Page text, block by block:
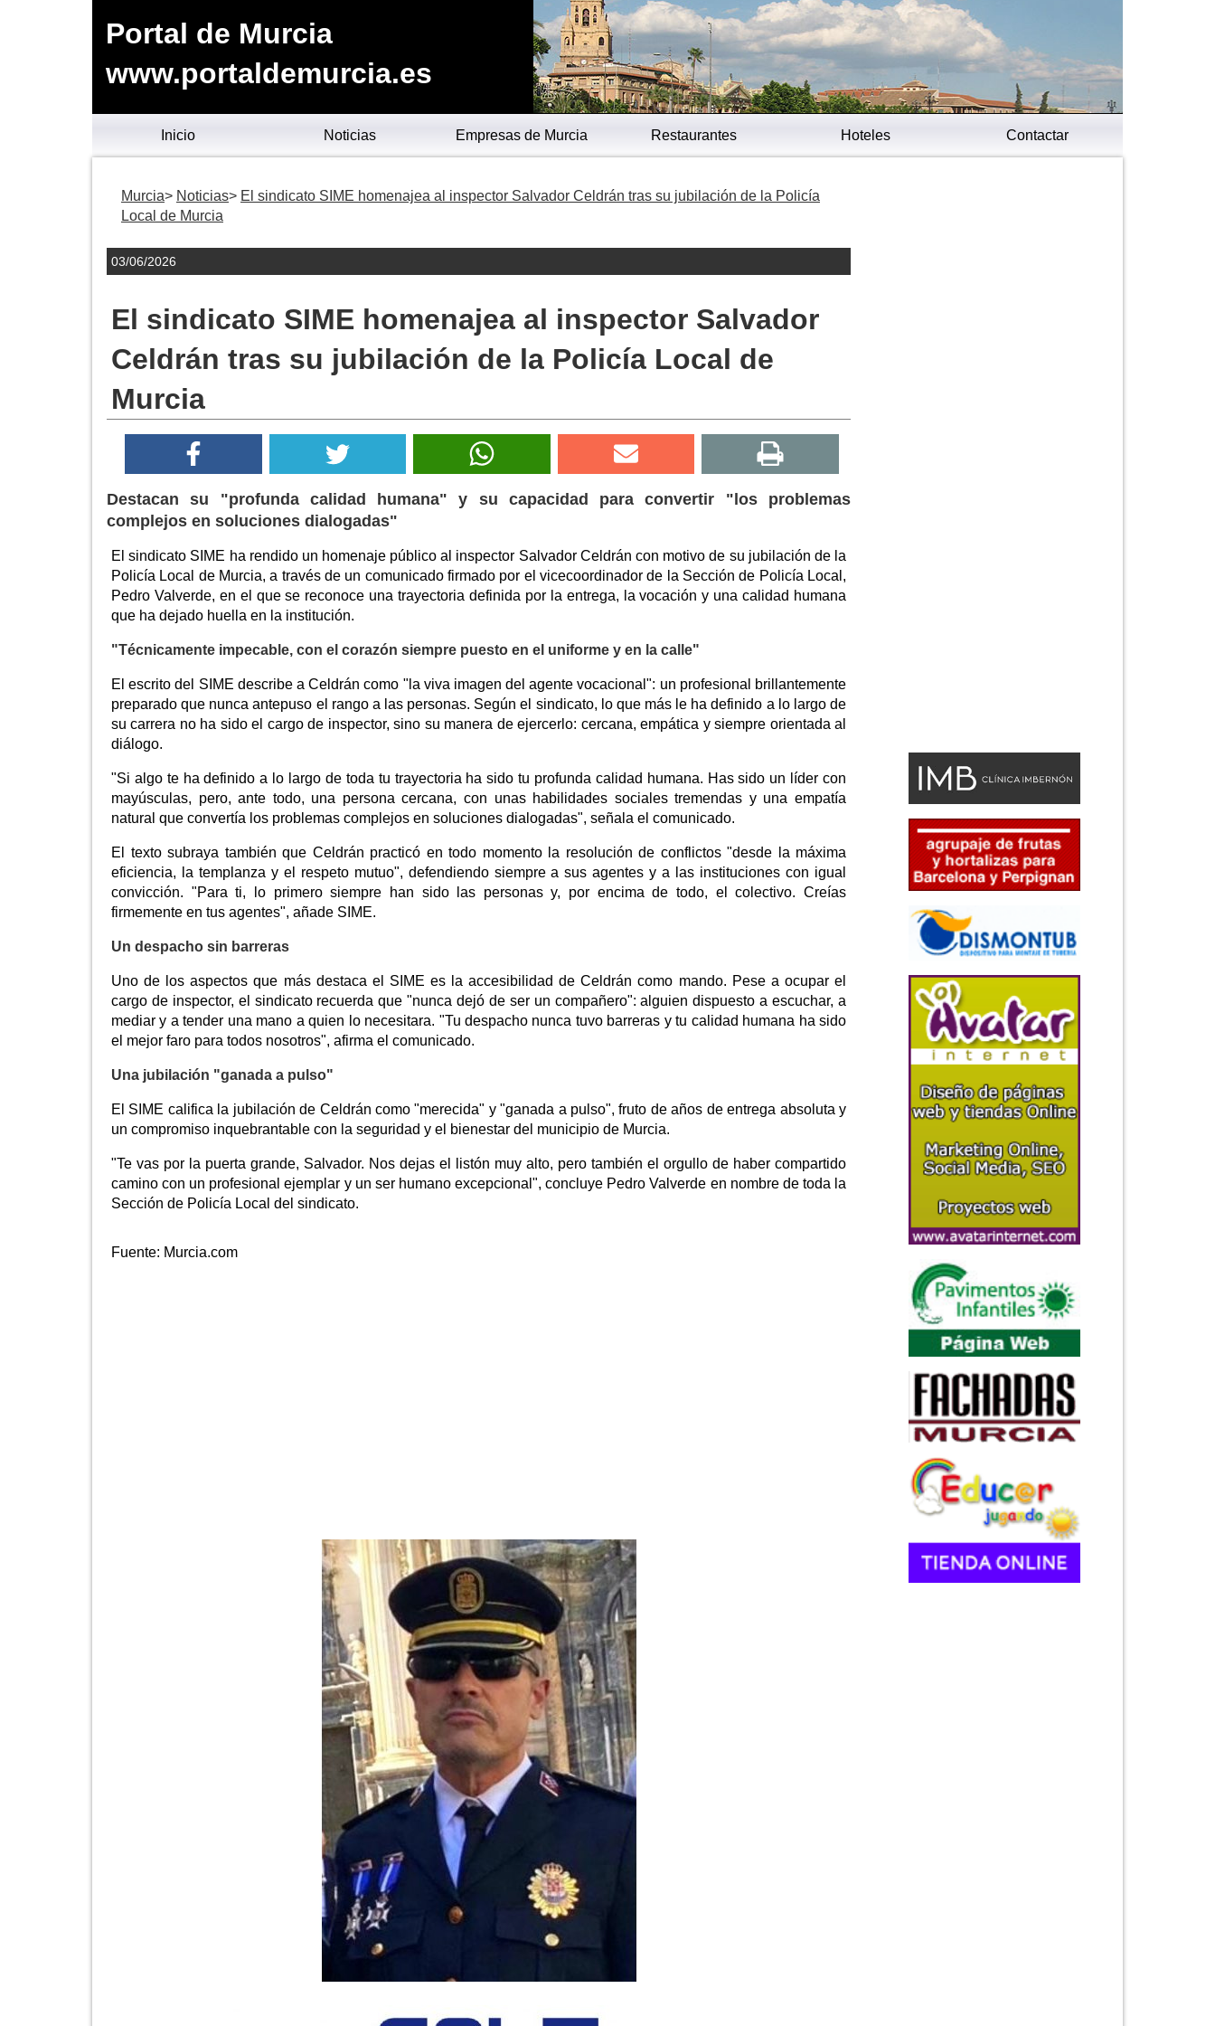
Portal de Murcia
www.portaldemurcia.es
Inicio Noticias Empresas de Murcia Restaurantes Hoteles Contactar
Murcia Noticias
El sindicato SIME homenajea al inspector Salvador Celdrán tras su jubilación de la Policía
Local de Murcia
03/06/2026
El sindicato SIME homenajea al inspector Salvador
Celdrán tras su jubilación de la Policía Local de
Murcia
Destacan su "profunda calidad humana" y su capacidad para convertir "los problemas
complejos en soluciones dialogadas"
El sindicato SIME ha rendido un homenaje público al inspector Salvador Celdrán con motivo de su jubilación de la
Policía Local de Murcia, a través de un comunicado firmado por el vicecoordinador de la Sección de Policía Local,
Pedro Valverde, en el que se reconoce una trayectoria definida por la entrega, la vocación y una calidad humana
que ha dejado huella en la institución.
"Técnicamente impecable, con el corazón siempre puesto en el uniforme y en la calle"
El escrito del SIME describe a Celdrán como "la viva imagen del agente vocacional": un profesional brillantemente
preparado que nunca antepuso el rango a las personas. Según el sindicato, lo que más le ha definido a lo largo de
su carrera no ha sido el cargo de inspector, sino su manera de ejercerlo: cercana, empática y siempre orientada al
diálogo.
"Si algo te ha definido a lo largo de toda tu trayectoria ha sido tu profunda calidad humana. Has sido un líder con
mayúsculas, pero, ante todo, una persona cercana, con unas habilidades sociales tremendas y una empatía
natural que convertía los problemas complejos en soluciones dialogadas", señala el comunicado.
El texto subraya también que Celdrán practicó en todo momento la resolución de conflictos "desde la máxima
eficiencia, la templanza y el respeto mutuo", defendiendo siempre a sus agentes y a las instituciones con igual
convicción. "Para ti, lo primero siempre han sido las personas y, por encima de todo, el colectivo. Creías
firmemente en tus agentes", añade SIME.
Un despacho sin barreras
Uno de los aspectos que más destaca el SIME es la accesibilidad de Celdrán como mando. Pese a ocupar el
cargo de inspector, el sindicato recuerda que "nunca dejó de ser un compañero": alguien dispuesto a escuchar, a
mediar y a tender una mano a quien lo necesitara. "Tu despacho nunca tuvo barreras y tu calidad humana ha sido
el mejor faro para todos nosotros", afirma el comunicado.
Una jubilación "ganada a pulso"
El SIME califica la jubilación de Celdrán como "merecida" y "ganada a pulso", fruto de años de entrega absoluta y
un compromiso inquebrantable con la seguridad y el bienestar del municipio de Murcia.
"Te vas por la puerta grande, Salvador. Nos dejas el listón muy alto, pero también el orgullo de haber compartido
camino con un profesional ejemplar y un ser humano excepcional", concluye Pedro Valverde en nombre de toda la
Sección de Policía Local del sindicato.
Fuente: Murcia.com